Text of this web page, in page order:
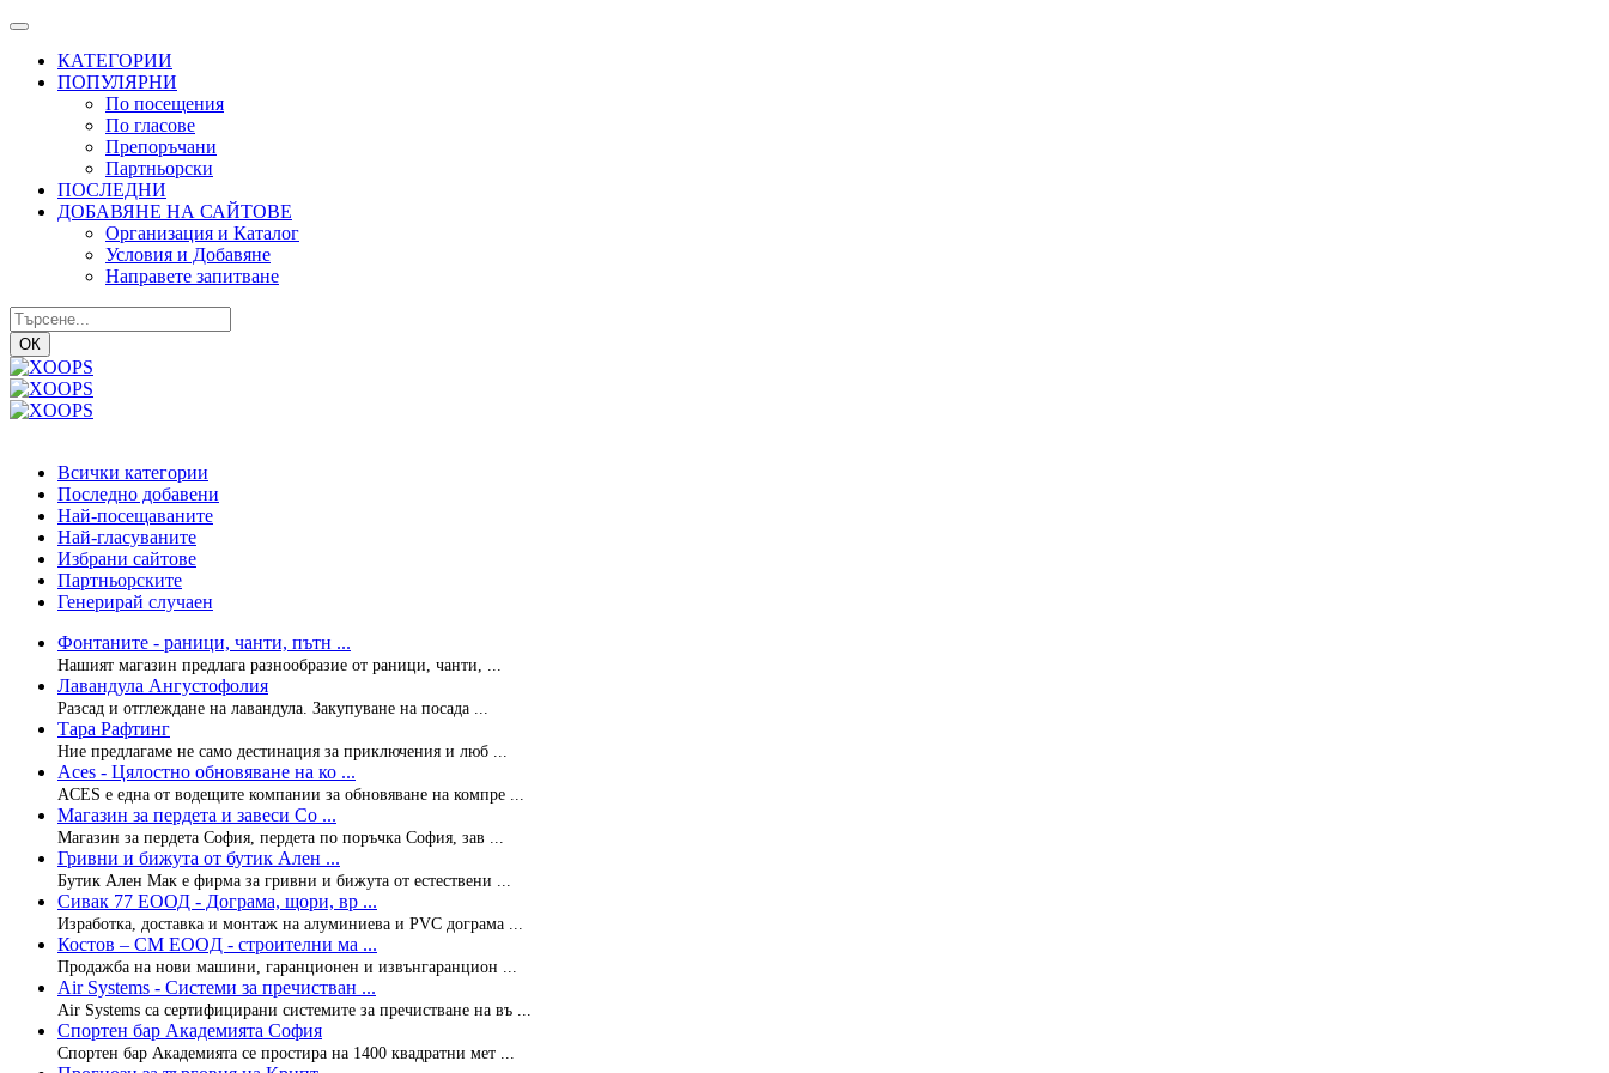
КАТЕГОРИИ
ПОПУЛЯРНИ
По посещения
По гласове
Препоръчани
Партньорски
ПОСЛЕДНИ
ДОБАВЯНЕ НА САЙТОВЕ
Организация и Каталог
Условия и Добавяне
Направете запитване
ОК
Всички категории
Последно добавени
Най-посещаваните
Най-гласуваните
Избрани сайтове
Партньорските
Генерирай случаен
Фонтаните - раници, чанти, пътн ...
Нашият магазин предлага разнообразие от раници, чанти, ...
Лавандула Ангустофолия
Разсад и отглеждане на лавандула. Закупуване на посада ...
Тара Рафтинг
Ние предлагаме не само дестинация за приключения и люб ...
Aces - Цялостно обновяване на ко ...
ACES е една от водещите компании за обновяване на компре ...
Магазин за пердета и завеси Со ...
Mагазин за пердета София, пердета по поръчка София, зав ...
Гривни и бижута от бутик Ален ...
Бутик Ален Мак е фирма за гривни и бижута от естествени ...
Сивак 77 ЕООД - Дограма, щори, вр ...
Изработка, доставка и монтаж на алуминиева и PVC дограма ...
Костов – СМ EOOД - строителни ма ...
Продажба на нови машини, гаранционен и извънгаранцион ...
Air Systems - Системи за пречистван ...
Air Systems са сертифицирани системите за пречистване на въ ...
Спортен бар Академията София
Спортен бар Академията се простира на 1400 квадратни мет ...